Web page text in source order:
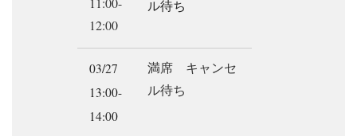
12:00
ル待ち
03/27
13:00-
14:00
満席 キャンセ
ル待ち